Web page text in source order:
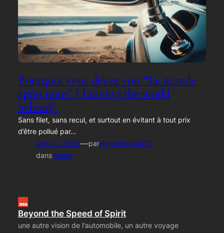
Pourquoi vous devez voir “Le monde
après nous” ( Leaving the world
behind).
Sans filet, sans recul, et surtout en évitant à tout prix
d’être pollué par…
Déc 10, 2023—parHyperion KEATS
dans News
Beyond the Speed of Spirit
une autre vision de l'automobile, un autre voyage